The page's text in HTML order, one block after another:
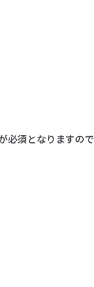
必須となりますので